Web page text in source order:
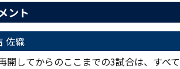
ント
佐織
開してからのここまでの3試合は、すべ